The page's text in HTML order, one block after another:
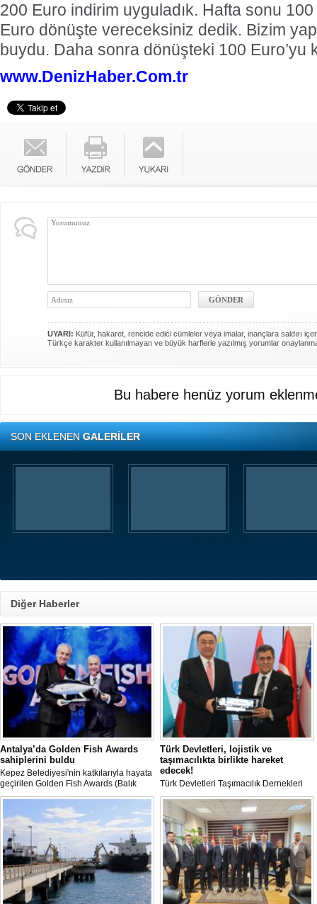
200 Euro indirim uyguladık. Hafta sonu
Euro dönüşte vereceksiniz dedik. Bizim
buydu. Daha sonra dönüşteki 100 Euro’yu
www.DenizHaber.Com.tr
UYARI: Küfür, hakaret, rencide edici cümleler veya imalar, inançlara saldırı
Türkçe karakter kullanılmayan ve büyük harflerle yazılmış yorumlar
Bu habere henüz yorum
SON EKLENENGALERİLER
Diğer Haberler
Antalya’da Golden Fish Awards
sahiplerini buldu
Kepez Belediyesi'nin katkılarıyla hayata
geçirilen Golden Fish Awards (Balık
Dedektifi Ödül Töreni), balıkçıların
emeklerini taçlandırdı.
Türk Devletleri, lojistik ve
taşımacılıkta birlikte hareket
edecek!
Türk Devletleri Taşımacılık Dernekleri
Birliği OTS-URTA kuruldu.